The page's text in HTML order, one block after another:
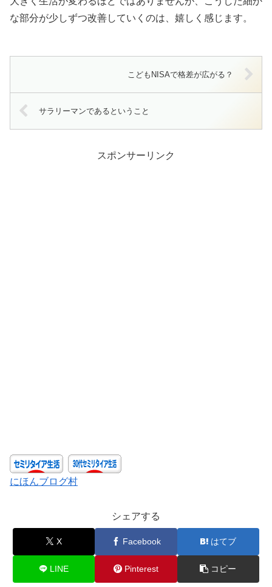
な部分が少しずつ改善していくのは、嬉しく感じます。
こどもNISAで格差が広がる？
サラリーマンであるということ
スポンサーリンク
にほんブログ村
シェアする
X Facebook はてブ
LINE Pinterest コピー